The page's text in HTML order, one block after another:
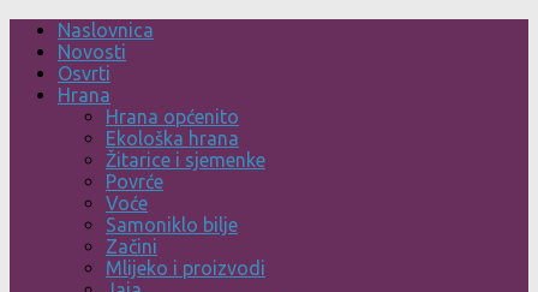
Skip
content
Naslovnica
Novosti
Osvrti
Hrana
Hrana općenito
Ekološka hrana
Žitarice i sjemenke
Povrće
Voće
Samoniklo bilje
Začini
Mlijeko i proizvodi